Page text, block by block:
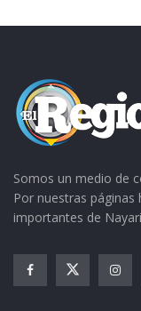
Somos un medio de
Por nuestras
importantes de